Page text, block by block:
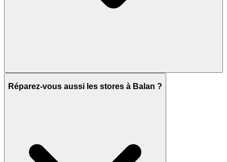
Réparez-vous aussi les stores à Balan ?